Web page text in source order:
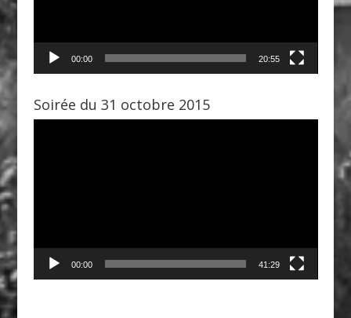
00:00 20:55
Soirée du 31 octobre 2015
00:00 41:29